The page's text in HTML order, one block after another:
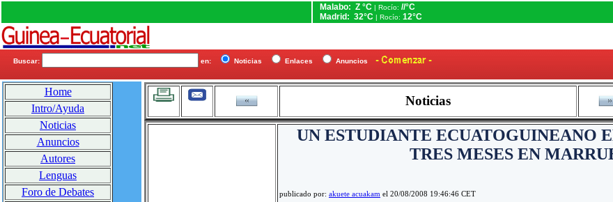
Malabo: Z °C | Rocío: //°C
Madrid: 32°C | Rocío: 12°C
Buscar: en: Noticias Enlaces Anuncios
Home
Intro/Ayuda
Noticias
Anuncios
Autores
Lenguas
Foro de Debates
Noticias
UN ESTUDIANTE ECUATOGUINEANO
TRES MESES EN
publicado por: akuete acuakam el 20/08/2008 19:46:46 CET